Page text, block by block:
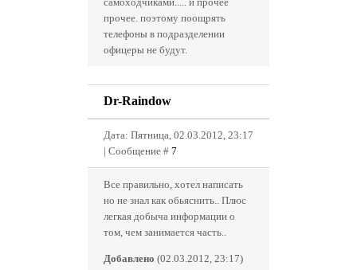
прочее. поэтому поощрять
телефоны в подразделении
офицеры не будут.
Dr-Raindow
Дата: Пятница, 02.03.2012, 23:17
| Сообщение # 7
Все правильно, хотел написать
но не знал как обьяснить.. Плюс
легкая добыча информации о
том, чем занимается часть..
Добавлено (02.03.2012, 23:17)